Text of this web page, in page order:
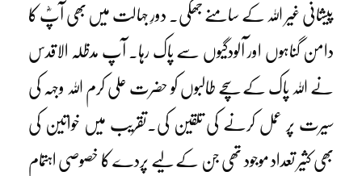
پیشانی غیر اللہ کے سامنے جھکی۔ دورِ جہالت میں بھی آپؓ کا
دامن گناہوں اور آلودگیوں سے پاک رہا۔ آپ مدظلہ الاقدس
نے اللہ پاک کے سچے طالبوں کو حضرت علی کرم اللہ وجہہ کی
سیرت پر عمل کرنے کی تلقین کی۔تقریب میں خواتین کی
بھی کثیر تعداد موجود تھی جن کے لیے پردے کا خصوصی اہتمام